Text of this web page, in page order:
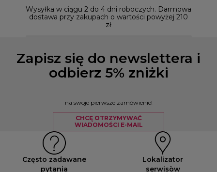
Wysyłka w ciągu 2 do 4 dni roboczych. Darmowa
dostawa przy zakupach o wartości powyżej 210
zł
Zapisz się do newslettera i
odbierz 5% zniżki
na swoje pierwsze zamówienie!
CHCĘ OTRZYMYWAĆ
WIADOMOŚCI E-MAIL
Często zadawane
pytania
Lokalizator
serwisòw